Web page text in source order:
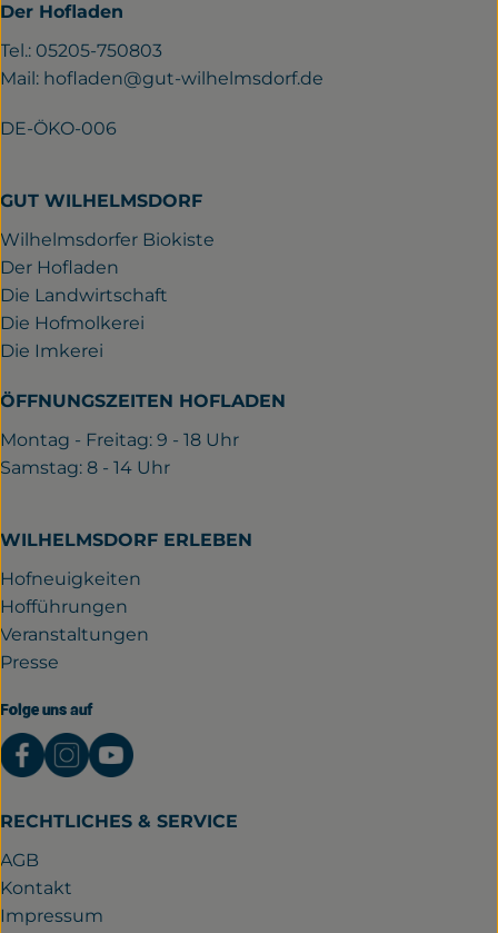
Der Hofladen
Tel.: 05205-750803
Mail: hofladen@gut-wilhelmsdorf.de
DE-ÖKO-006
GUT WILHELMSDORF
Wilhelmsdorfer Biokiste
Der Hofladen
Die Landwirtschaft
Die Hofmolkerei
Die Imkerei
ÖFFNUNGSZEITEN HOFLADEN
Montag - Freitag: 9 - 18 Uhr
Samstag: 8 - 14 Uhr
WILHELMSDORF ERLEBEN
Hofneuigkeiten
Hofführungen
Veranstaltungen
Presse
Folge uns auf
Externer Link zu https://www.facebook.com/
Externer Link zu https://
Externer Link zu https://
RECHTLICHES & SERVICE
AGB
Kontakt
Impressum